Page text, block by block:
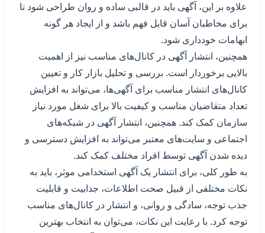
علاوه بر این، آگهی باید در قالبی ساده و روان طراحی شود تا
برای مخاطبان آسان قابل فهم باشد و از ایجاد هر گونه
ابهامات خودداری شود.
همچنین، انتشار آگهی در کانال‌های مناسب نیز از اهمیت
بالایی برخوردار است. بررسی و تحلیل بازار کار و تعیین
کانال‌های انتشار مناسب برای آگهی‌ها، می‌تواند به افزایش
تعداد متقاضیان مناسب و کیفیت بالا برای شغل مورد نیاز
سازمان کمک کند. همچنین، انتشار آگهی در شبکه‌های
اجتماعی و سایت‌های معتبر می‌تواند به افزایش دسترسی و
دیده شدن آگهی توسط افراد مختلف کمک کند.
به طور کلی، برای انتشار یک آگهی استخدامی موثر، باید به
نکات مختلفی از قبیل صحت اطلاعات، جذابیت و قابلیت
جذب توجه، سادگی و روانی، و انتشار در کانال‌های مناسب
توجه کرد. با رعایت این نکات، می‌توان به انتخاب بهترین